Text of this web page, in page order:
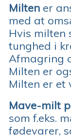
Milten er
med at
Hvis milten
tunghed i
Afmagring
Milten er
Milten er et
Mave-milt
som f.eks.
fødevarer,